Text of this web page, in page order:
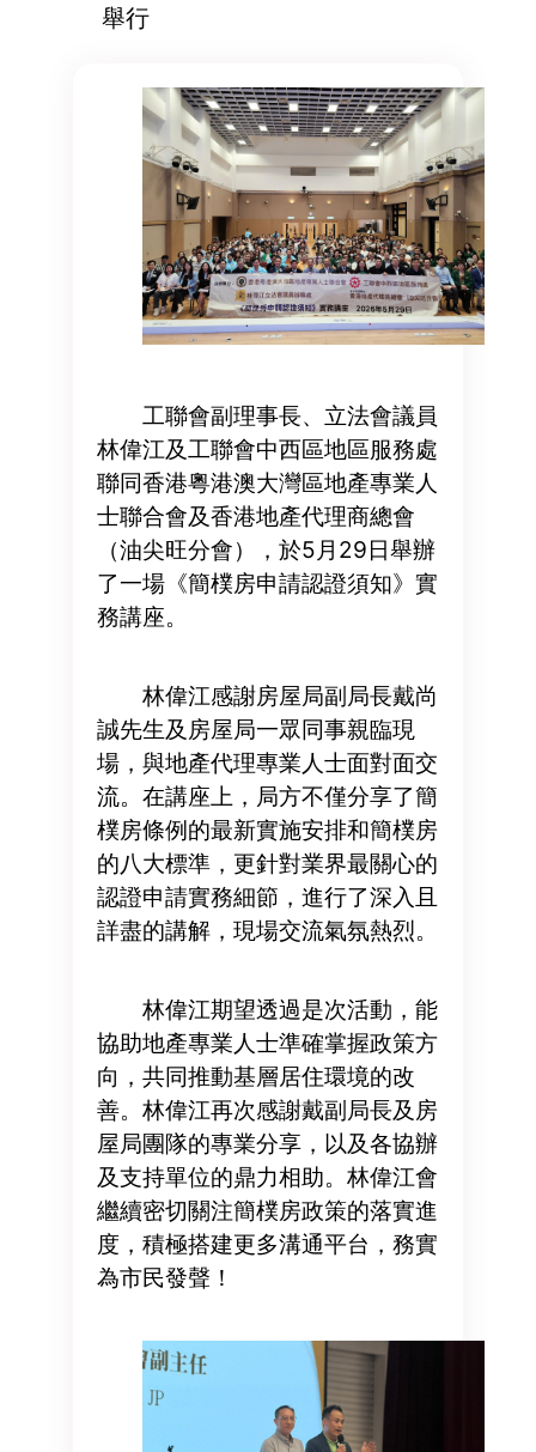
舉行
工聯會副理事長、立法會議員
林偉江及工聯會中西區地區服務處
聯同香港粵港澳大灣區地產專業人
士聯合會及香港地產代理商總會
（油尖旺分會），於5月29日舉辦
了一場《簡樸房申請認證須知》實
務講座。
林偉江感謝房屋局副局長戴尚
誠先生及房屋局一眾同事親臨現
場，與地產代理專業人士面對面交
流。在講座上，局方不僅分享了簡
樸房條例的最新實施安排和簡樸房
的八大標準，更針對業界最關心的
認證申請實務細節，進行了深入且
詳盡的講解，現場交流氣氛熱烈。
林偉江期望透過是次活動，能
協助地產專業人士準確掌握政策方
向，共同推動基層居住環境的改
善。林偉江再次感謝戴副局長及房
屋局團隊的專業分享，以及各協辦
及支持單位的鼎力相助。林偉江會
繼續密切關注簡樸房政策的落實進
度，積極搭建更多溝通平台，務實
為市民發聲！